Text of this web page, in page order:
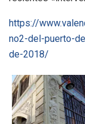
https://
no2-del-puerto-
de-2018/